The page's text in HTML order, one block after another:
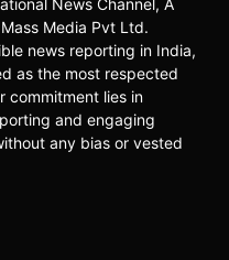
News Channel, A
Media Pvt Ltd.
news reporting in India,
as the most respected
commitment lies in
and engaging
any bias or vested